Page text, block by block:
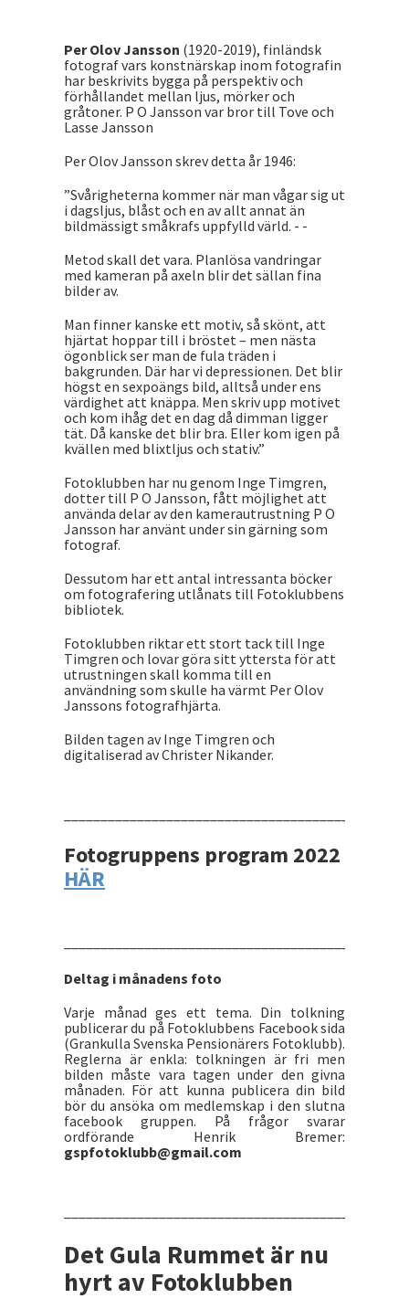
Per Olov Jansson (1920-2019), finländsk
fotograf vars konstnärskap inom fotografin
har beskrivits bygga på perspektiv och
förhållandet mellan ljus, mörker och
gråtoner. P O Jansson var bror till Tove och
Lasse Jansson
Per Olov Jansson skrev detta år 1946:
”Svårigheterna kommer när man vågar sig ut
i dagsljus, blåst och en av allt annat än
bildmässigt småkrafs uppfylld värld. - -
Metod skall det vara. Planlösa vandringar
med kameran på axeln blir det sällan fina
bilder av.
Man finner kanske ett motiv, så skönt, att
hjärtat hoppar till i bröstet – men nästa
ögonblick ser man de fula träden i
bakgrunden. Där har vi depressionen. Det blir
högst en sexpoängs bild, alltså under ens
värdighet att knäppa. Men skriv upp motivet
och kom ihåg det en dag då dimman ligger
tät. Då kanske det blir bra. Eller kom igen på
kvällen med blixtljus och stativ.”
Fotoklubben har nu genom Inge Timgren,
dotter till P O Jansson, fått möjlighet att
använda delar av den kamerautrustning P O
Jansson har använt under sin gärning som
fotograf.
Dessutom har ett antal intressanta böcker
om fotografering utlånats till Fotoklubbens
bibliotek.
Fotoklubben riktar ett stort tack till Inge
Timgren och lovar göra sitt yttersta för att
utrustningen skall komma till en
användning som skulle ha värmt Per Olov
Janssons fotografhjärta.
Bilden tagen av Inge Timgren och
digitaliserad av Christer Nikander.
Fotogruppens program 2022
HÄR
Deltag i månadens foto
Varje månad ges ett tema. Din tolkning
publicerar du på Fotoklubbens Facebook sida
(Grankulla Svenska Pensionärers Fotoklubb).
Reglerna är enkla: tolkningen är fri men
bilden måste vara tagen under den givna
månaden. För att kunna publicera din bild
bör du ansöka om medlemskap i den slutna
facebook gruppen. På frågor svarar
ordförande Henrik Bremer:
gspfotoklubb@gmail.com
Det Gula Rummet är nu
hyrt av Fotoklubben